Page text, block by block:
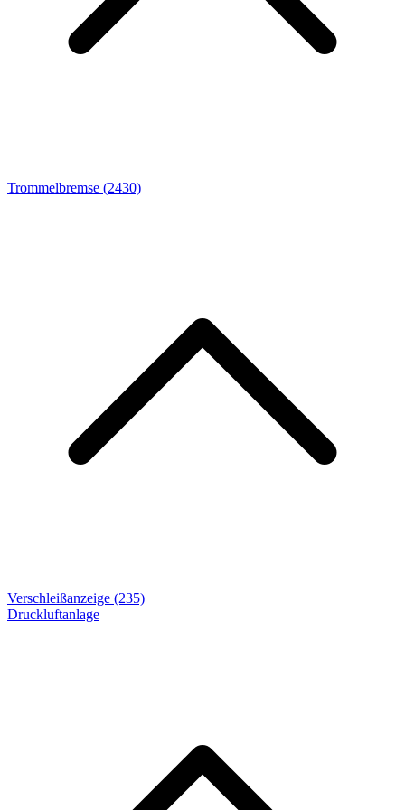
Trommelbremse (2430)
Verschleißanzeige (235)
Druckluftanlage